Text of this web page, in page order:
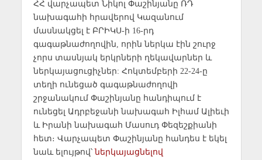
ՀՀ վարչապետ Նիկոլ Փաշինյանը ՌԴ
նախագահի հրավերով Կազանում
մասնակցել է ԲՐԻԿՍ-ի 16-րդ
գագաթնաժողովին, որին ներկա էին շուրջ
չորս տասնյակ երկրների ղեկավարներ և
ներկայացուցիչներ: Հոկտեմբերի 22-24-ը
տեղի ունեցած գագաթնաժողովի
շրջանակում Փաշինյանը հանդիպում է
ունեցել Ադրբեջանի նախագահ Իլհամ Ալիեւի
և Իրանի նախագահ Մասուդ Փեզեշքիանի
հետ։ Վարչապետ Փաշինյանը հանդես է եկել
նաև ելույթով՝ներկայացնելով